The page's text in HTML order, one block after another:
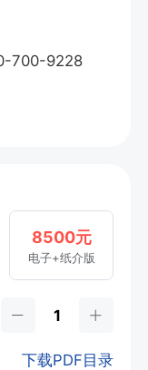
700-9228
8500元
电子+纸介版
下载PDF目录